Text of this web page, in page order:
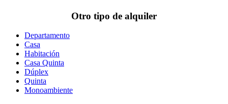
Otro tipo de alquiler
Departamento
Casa
Habitación
Casa Quinta
Dúplex
Quinta
Monoambiente